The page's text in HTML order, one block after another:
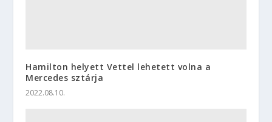
Hamilton helyett Vettel lehetett volna a
Mercedes sztárja
2022.08.10.